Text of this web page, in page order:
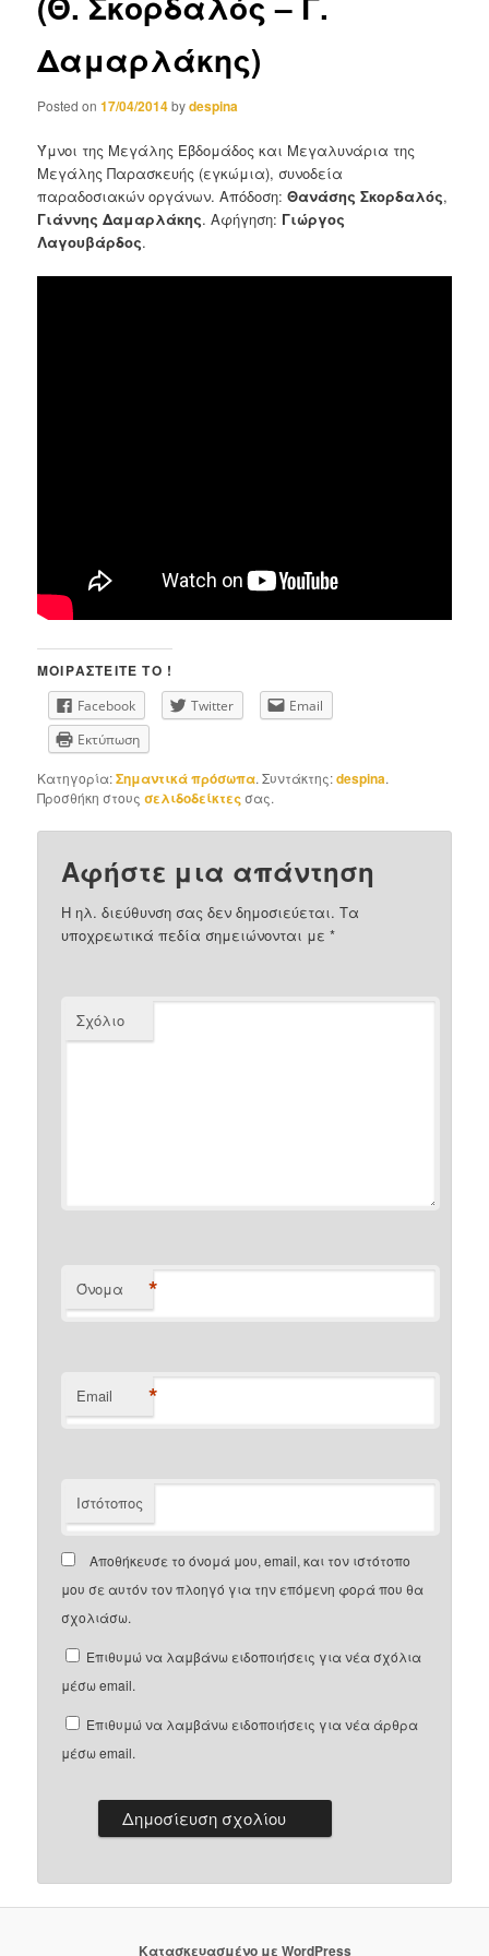
Δαμαρλάκης)
Posted on17/04/2014bydespina
Ύμνοι της Μεγάλης Εβδομάδος και Μεγαλυνάρια της
Μεγάλης Παρασκευής (εγκώμια), συνοδεία
παραδοσιακών οργάνων. Απόδοση:Θανάσης Σκορδαλός,
Γιάννης Δαμαρλάκης. Αφήγηση: Γιώργος
Λαγουβάρδος.
ΜΟΙΡΑΣΤΕΊΤΕ ΤΟ !
Facebook Twitter
Email
Εκτύπωση
Κατηγορία:Σημαντικά πρόσωπα. Συντάκτης:despina.
Προσθήκη στουςσελιδοδείκτεςσας.
Αφήστε μια απάντηση
Η ηλ. διεύθυνση σας δεν δημοσιεύεται. Τα
υποχρεωτικά πεδία σημειώνονται με*
Σχόλιο
Όνομα *
Email *
Ιστότοπος
Αποθήκευσε το όνομά μου, email, και τον ιστότοπο
μου σε αυτόν τον πλοηγό για την επόμενη φορά που θα
σχολιάσω.
Επιθυμώ να λαμβάνω ειδοποιήσεις για νέα σχόλια
μέσω email.
Επιθυμώ να λαμβάνω ειδοποιήσεις για νέα άρθρα
μέσω email.
Κατασκευασμένο με WordPress